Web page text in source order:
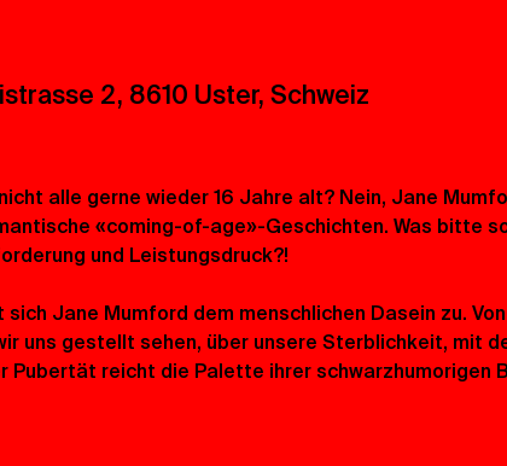
2, 8610 Uster, Schweiz
alle gerne wieder 16 Jahre alt? Nein, Jane
«coming-of-age»-Geschichten. Was bitte
und Leistungsdruck?!
Jane Mumford dem menschlichen Dasein zu.
uns gestellt sehen, über unsere Sterblichkeit, mit
Pubertät reicht die Palette ihrer schwarzhumorigen